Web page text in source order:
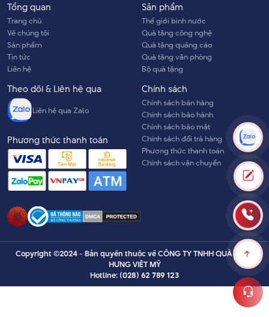
Tổng quan
Trang chủ
Về chúng tôi
Sản phẩm
Tin tức
Liên hệ
Sản phẩm
Thế giới bình nước
Quà tặng công nghệ
Quà tặng quảng cáo
Quà tặng văn phòng
Bộ quà tặng
Chính sách
Chính sách bán hàng
Chính sách bảo hành
Chính sách bảo mật
Chính sách đổi trả hàng
Phương thức thanh toán
Chính sách vận chuyển
Theo dõi & Liên hệ qua
Liên hệ qua Zalo
Phương thức thanh toán
Copyright ©2024 - Bản quyền thuộc về CÔNG TY TNHH QUÀ TẶNG
HƯNG VIỆT MỸ
Hotline:(028) 62 789 123